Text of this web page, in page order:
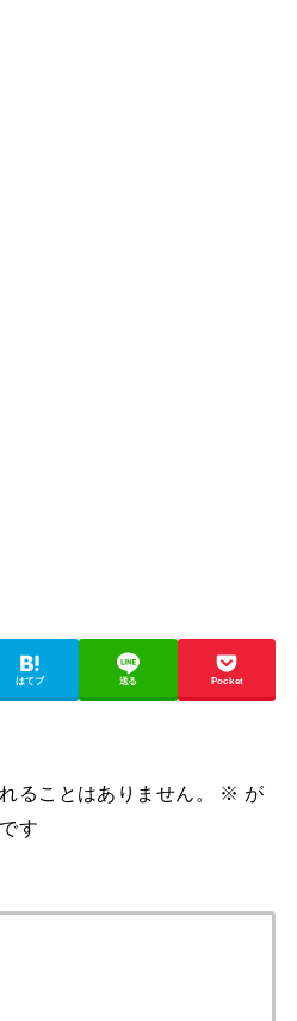
はてブ 送る Pocket
ることはありません。 ※ が
す